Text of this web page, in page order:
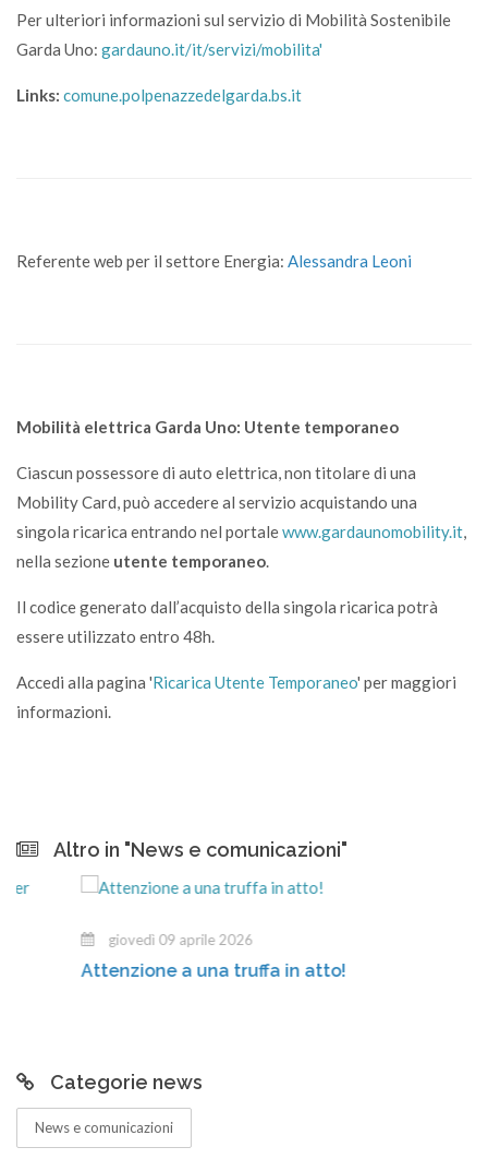
Per ulteriori informazioni sul servizio di Mobilità Sostenibile
Garda Uno: gardauno.it/it/servizi/mobilita'
Links: comune.polpenazzedelgarda.bs.it
Referente web per il settore Energia: Alessandra Leoni
Mobilità elettrica Garda Uno: Utente temporaneo
Ciascun possessore di auto elettrica, non titolare di una
Mobility Card, può accedere al servizio acquistando una
singola ricarica entrando nel portalewww.gardaunomobility.it,
nella sezione utente temporaneo.
Il codice generato dall’acquisto della singola ricarica potrà
essere utilizzato entro 48h.
Accedi alla pagina 'Ricarica Utente Temporaneo' per maggiori
informazioni.
Altro in "News e comunicazioni"
giovedì 09 aprile 2026
Attenzione a una truffa in atto!
Categorie news
News e comunicazioni